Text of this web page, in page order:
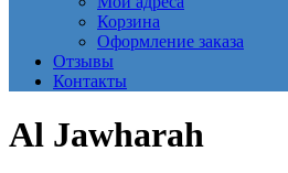
Корзина
Оформление заказа
Отзывы
Контакты
Al Jawharah